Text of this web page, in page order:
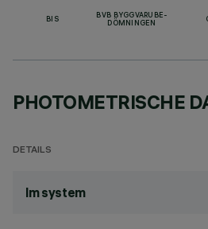
BIS
BVB BYGGVARUBE-
DÖMNINGEN
PHOTOMETRISCHE
DETAILS
lm system